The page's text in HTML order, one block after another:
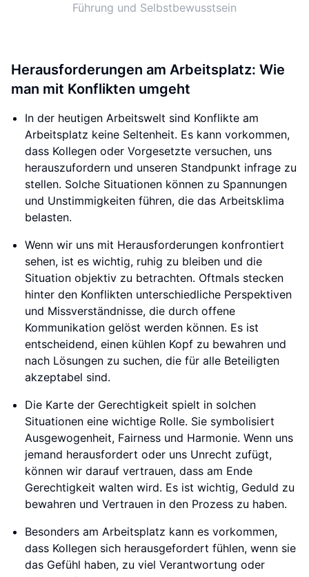
Führung und Selbstbewusstsein
Herausforderungen am Arbeitsplatz: Wie
man mit Konflikten umgeht
In der heutigen Arbeitswelt sind Konflikte am
Arbeitsplatz keine Seltenheit. Es kann vorkommen,
dass Kollegen oder Vorgesetzte versuchen, uns
herauszufordern und unseren Standpunkt infrage zu
stellen. Solche Situationen können zu Spannungen
und Unstimmigkeiten führen, die das Arbeitsklima
belasten.
Wenn wir uns mit Herausforderungen konfrontiert
sehen, ist es wichtig, ruhig zu bleiben und die
Situation objektiv zu betrachten. Oftmals stecken
hinter den Konflikten unterschiedliche Perspektiven
und Missverständnisse, die durch offene
Kommunikation gelöst werden können. Es ist
entscheidend, einen kühlen Kopf zu bewahren und
nach Lösungen zu suchen, die für alle Beteiligten
akzeptabel sind.
Die Karte der Gerechtigkeit spielt in solchen
Situationen eine wichtige Rolle. Sie symbolisiert
Ausgewogenheit, Fairness und Harmonie. Wenn uns
jemand herausfordert oder uns Unrecht zufügt,
können wir darauf vertrauen, dass am Ende
Gerechtigkeit walten wird. Es ist wichtig, Geduld zu
bewahren und Vertrauen in den Prozess zu haben.
Besonders am Arbeitsplatz kann es vorkommen,
dass Kollegen sich herausgefordert fühlen, wenn sie
das Gefühl haben, zu viel Verantwortung oder